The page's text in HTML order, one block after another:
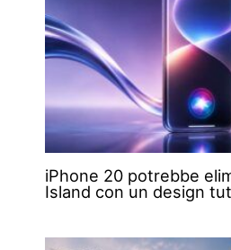
iPhone 20 potrebbe
Island con un design